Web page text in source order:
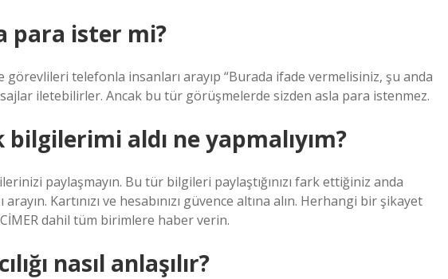
para ister mi?
görevlileri telefonla insanları arayıp “Burada ifade vermelisiniz, şu anda
iletebilirler. Ancak bu tür görüşmelerde sizden asla para istenmez.
bilgilerimi aldı ne yapmalıyım?
paylaşmayın. Bu tür bilgileri paylaştığınızı fark ettiğiniz anda
Kartınızı ve hesabınızı güvence altına alın. Herhangi bir şikayet
dahil tüm birimlere haber verin.
nasıl anlaşılır?